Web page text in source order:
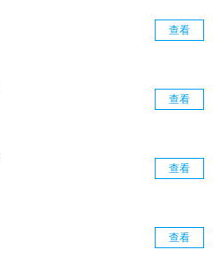
查看
查看
查看
查看